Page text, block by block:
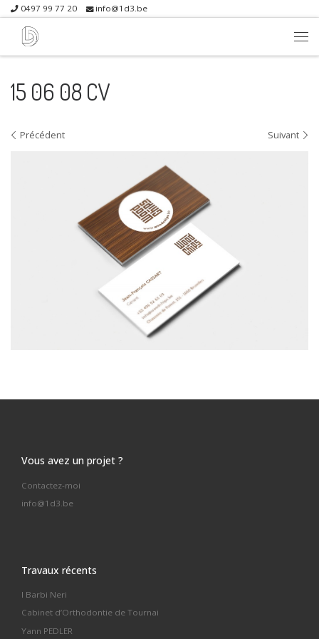
Skip to content
0497 99 77 20 info@1d3.be
15 06 08 CV
Navigation dans les images
Précédent Suivant
Vous avez un projet ?
Contactez-moi
info@1d3.be
Travaux récents
I Barbi Neri
Cabinet d’Orthodontie de Tournai
Yann PEDLER